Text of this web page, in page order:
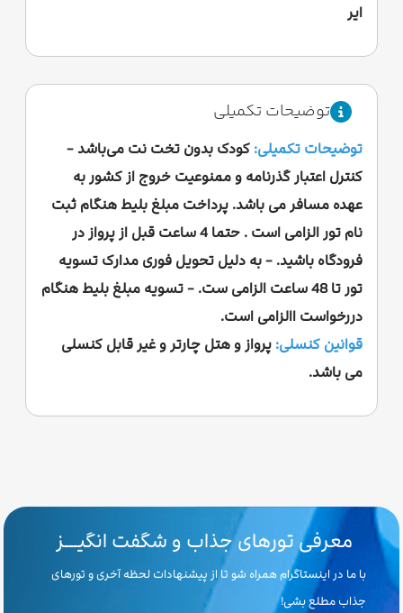
ایر
توضیحات تکمیلی
توضیحات تکمیلی:کودک بدون تخت نت می‌باشد -
کنترل اعتبار گذرنامه و ممنوعیت خروج از کشور به
عهده مسافر می باشد. پرداخت مبلغ بلیط هنگام ثبت
نام تور الزامی است . حتما 4 ساعت قبل از پرواز در
فرودگاه باشید. - به دلیل تحویل فوری مدارک تسویه
تور تا 48 ساعت الزامی ست. - تسویه مبلغ بلیط هنگام
دررخواست االزامی است.
قوانین کنسلی:پرواز و هتل چارتر و غیر قابل کنسلی
می باشد.
معرفی تورهای جذاب و شگفت انگیـــز
با ما در اینستاگرام همراه شو تا از پیشنهادات لحظه آخری و تورهای
جذاب مطلع بشی!